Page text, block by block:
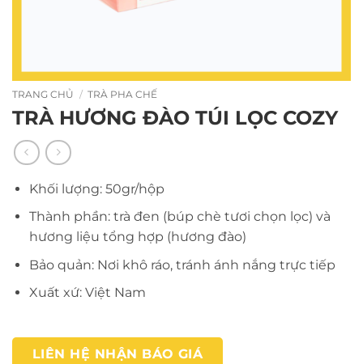
TRANG CHỦ / TRÀ PHA CHẾ
TRÀ HƯƠNG ĐÀO TÚI LỌC COZY
Khối lượng: 50gr/hộp
Thành phần: trà đen (búp chè tươi chọn lọc) và
hương liệu tổng hợp (hương đào)
Bảo quản: Nơi khô ráo, tránh ánh nắng trực tiếp
Xuất xứ: Việt Nam
LIÊN HỆ NHẬN BÁO GIÁ